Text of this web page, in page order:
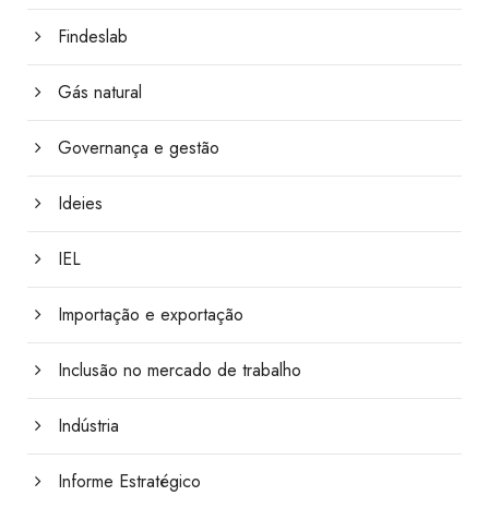
Findeslab
Gás natural
Governança e gestão
Ideies
IEL
Importação e exportação
Inclusão no mercado de trabalho
Indústria
Informe Estratégico